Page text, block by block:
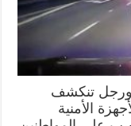
ورجل تنكشف
الأمنية